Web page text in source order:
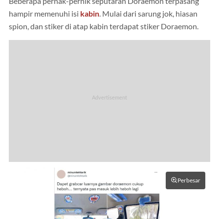
hampir memenuhi isi kabin. Mulai dari sarung jok, hiasan
spion, dan stiker di atap kabin terdapat stiker Doraemon.
Perbesar